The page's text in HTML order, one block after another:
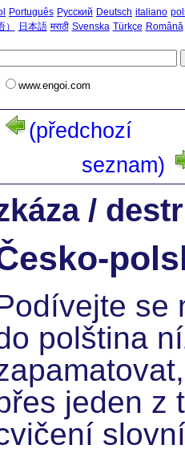
Português Русский Deutsch italiano
日本語 मराठी Svenska Türkçe Română
www.engoi.com
(předchozí
seznam)
/
se
polština
jeden z